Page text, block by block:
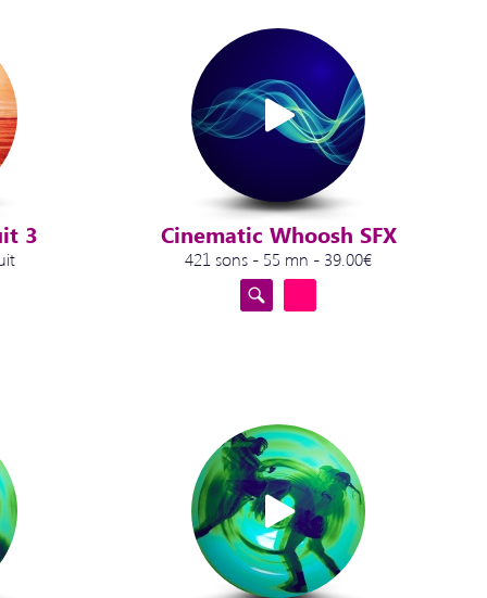
3 Cinematic Whoosh SFX
421 sons - 55 mn - 39.00€